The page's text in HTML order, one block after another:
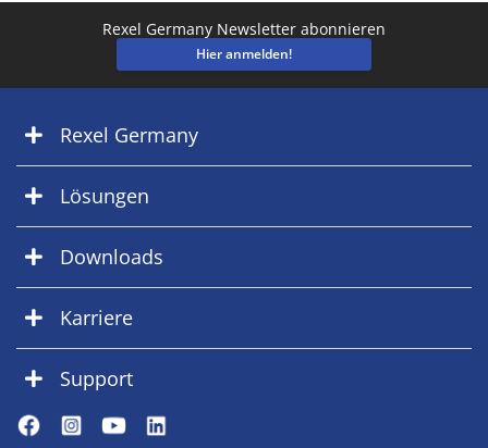
Rexel Germany Newsletter abonnieren
Hier anmelden!
Rexel Germany
Lösungen
Downloads
Karriere
Support